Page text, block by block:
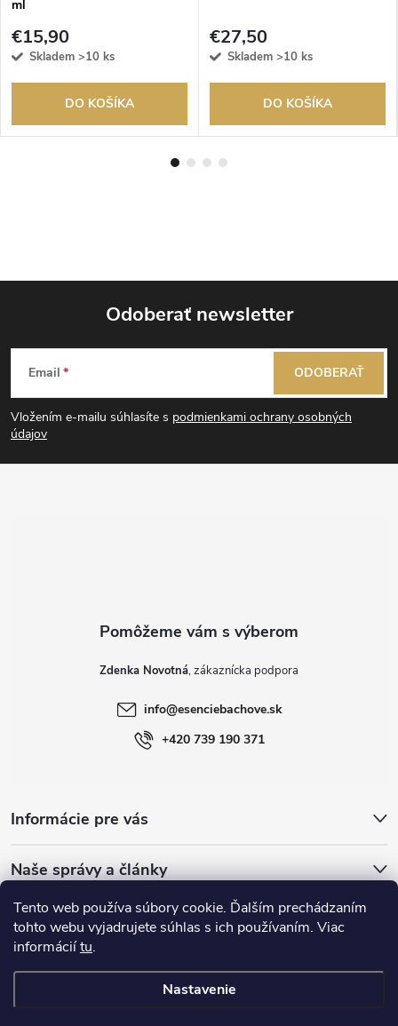
Tento web používa súbory cookie. Ďalším prechádzaním
tohto webu vyjadrujete súhlas s ich používaním. Viac
informáciítu.
Nastavenie
ml
€15,90
Skladem >10 ks
DO KOŠÍKA
€27,50
Skladem >10 ks
DO KOŠÍKA
Z
á
p
Odoberať newsletter
Email
Vložením e-mailu súhlasíte s podmienkami ochrany osobných
údajov
ODOBERAŤ
Informácie pre vás
Naše správy a články
Zdenka Novotná
info@esenciebachove.sk
+420 739 190 371
Esence Bachovy.com Bachovykapky